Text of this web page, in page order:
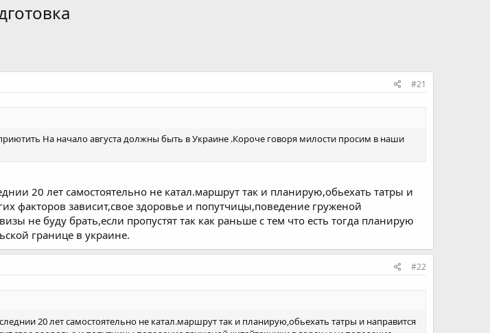
#21
На начало августа должны быть в Украине .Короче говоря милости просим в наши
20 лет самостоятельно не катал.маршрут так и планирую,обьехать татры и
факторов зависит,свое здоровье и попутчицы,поведение груженой
не буду брать,если пропустят так как раньше с тем что есть тогда планирую
границе в украине.
#22
20 лет самостоятельно не катал.маршрут так и планирую,обьехать татры и направится